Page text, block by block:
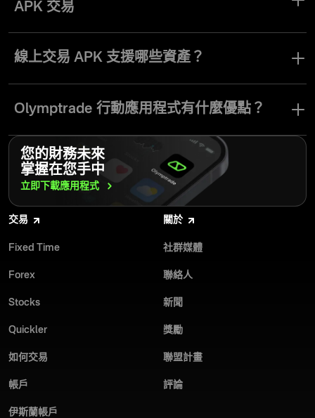
APK 交易
APK）為用戶提供金融市場的線上存取服務。只需幾個步驟即可下
利。
線上交易 APK 支援哪些資產？
貨幣對、商品、股票和指數。
Olymptrade 行動應用程式有什麼優點？
Olymptrade 行動應用程式是一款直覺且易於理解的線上交易平台，
提供多樣化的交易工具與可自訂功能。下載 Forex 交易 APK，立即
在受監管的交易環境中，以最佳且透明的條件開始交易。
您的財務未來
掌握在您手中
立即下載應用程式
交易
Fixed Time
Forex
Stocks
Quickler
如何交易
帳戶
伊斯蘭帳戶
關於
社群媒體
聯絡人
新聞
獎勵
聯盟計畫
評論